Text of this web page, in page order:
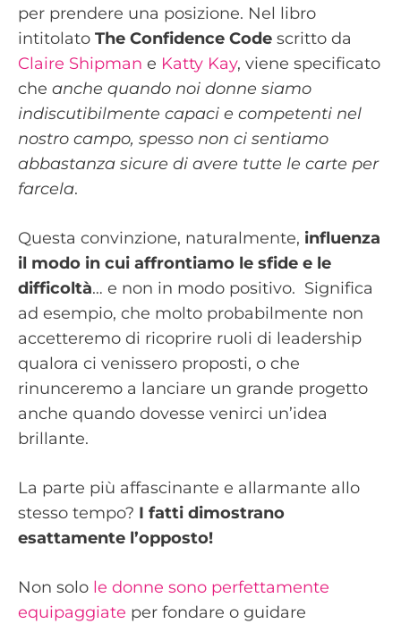
per prendere una posizione. Nel libro
intitolato The Confidence Code scritto da
Claire Shipman e Katty Kay, viene specificato
che anche quando noi donne siamo
indiscutibilmente capaci e competenti nel
nostro campo, spesso non ci sentiamo
abbastanza sicure di avere tutte le carte per
farcela.
Questa convinzione, naturalmente, influenza
il modo in cui affrontiamo le sfide e le
difficoltà… e non in modo positivo. Significa
ad esempio, che molto probabilmente non
accetteremo di ricoprire ruoli di leadership
qualora ci venissero proposti, o che
rinunceremo a lanciare un grande progetto
anche quando dovesse venirci un’idea
brillante.
La parte più affascinante e allarmante allo
stesso tempo? I fatti dimostrano
esattamente l’opposto!
Non solo le donne sono perfettamente
equipaggiate per fondare o guidare